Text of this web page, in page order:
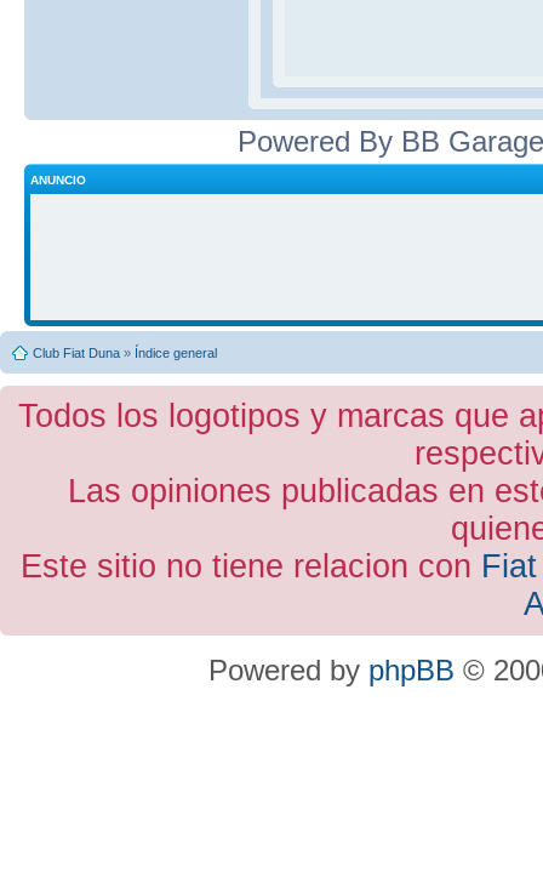
Powered By BB
ANUNCIO
Club Fiat Duna » Índice general
Todos los logotipos y marcas que
Las opiniones publicadas en
Este sitio no tiene relacion con
Powered by phpBB ©